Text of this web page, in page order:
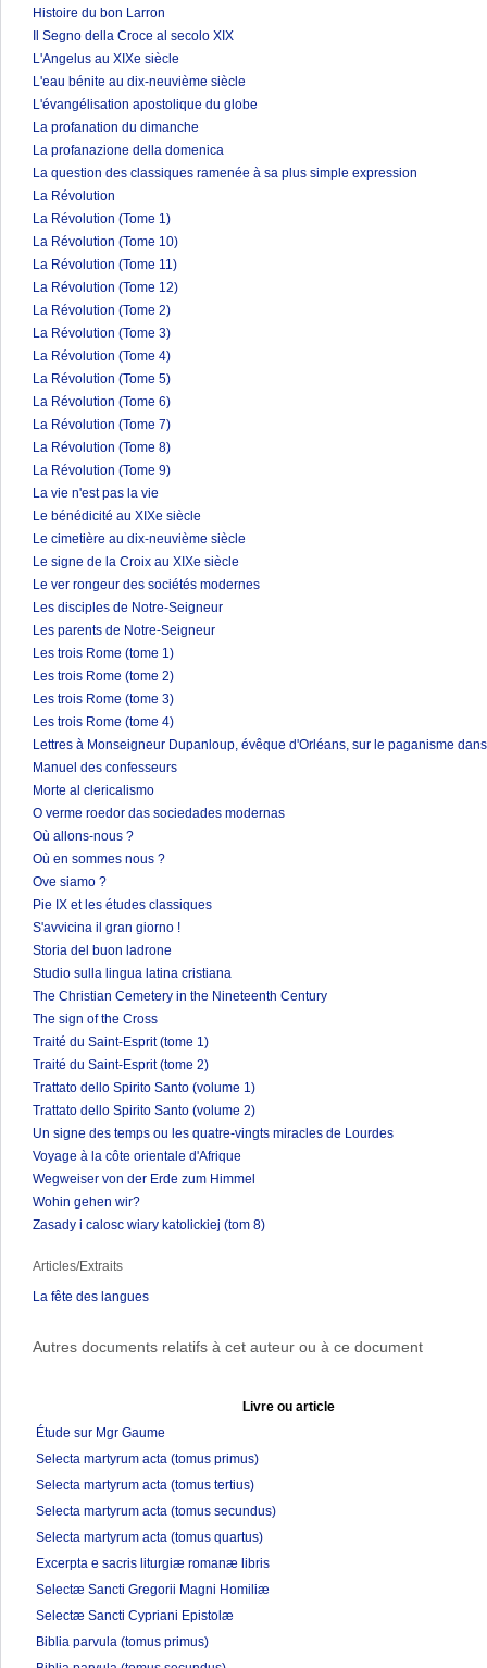
Histoire du bon Larron
Il Segno della Croce al secolo XIX
L'Angelus au XIXe siècle
L'eau bénite au dix-neuvième siècle
L'évangélisation apostolique du globe
La profanation du dimanche
La profanazione della domenica
La question des classiques ramenée à sa plus simple expression
La Révolution
La Révolution (Tome 1)
La Révolution (Tome 10)
La Révolution (Tome 11)
La Révolution (Tome 12)
La Révolution (Tome 2)
La Révolution (Tome 3)
La Révolution (Tome 4)
La Révolution (Tome 5)
La Révolution (Tome 6)
La Révolution (Tome 7)
La Révolution (Tome 8)
La Révolution (Tome 9)
La vie n'est pas la vie
Le bénédicité au XIXe siècle
Le cimetière au dix-neuvième siècle
Le signe de la Croix au XIXe siècle
Le ver rongeur des sociétés modernes
Les disciples de Notre-Seigneur
Les parents de Notre-Seigneur
Les trois Rome (tome 1)
Les trois Rome (tome 2)
Les trois Rome (tome 3)
Les trois Rome (tome 4)
Lettres à Monseigneur Dupanloup, évêque d'Orléans, sur le paganisme
Manuel des confesseurs
Morte al clericalismo
O verme roedor das sociedades modernas
Où allons-nous ?
Où en sommes nous ?
Ove siamo ?
Pie IX et les études classiques
S'avvicina il gran giorno !
Storia del buon ladrone
Studio sulla lingua latina cristiana
The Christian Cemetery in the Nineteenth Century
The sign of the Cross
Traité du Saint-Esprit (tome 1)
Traité du Saint-Esprit (tome 2)
Trattato dello Spirito Santo (volume 1)
Trattato dello Spirito Santo (volume 2)
Un signe des temps ou les quatre-vingts miracles de Lourdes
Voyage à la côte orientale d'Afrique
Wegweiser von der Erde zum Himmel
Wohin gehen wir?
Zasady i calosc wiary katolickiej (tom 8)
Articles/Extraits
La fête des langues
Autres documents relatifs à cet auteur ou à ce document
Livre ou article
Étude sur Mgr Gaume
Selecta martyrum acta (tomus primus)
Selecta martyrum acta (tomus tertius)
Selecta martyrum acta (tomus secundus)
Selecta martyrum acta (tomus quartus)
Excerpta e sacris liturgiæ romanæ libris
Selectæ Sancti Gregorii Magni Homiliæ
Selectæ Sancti Cypriani Epistolæ
Biblia parvula (tomus primus)